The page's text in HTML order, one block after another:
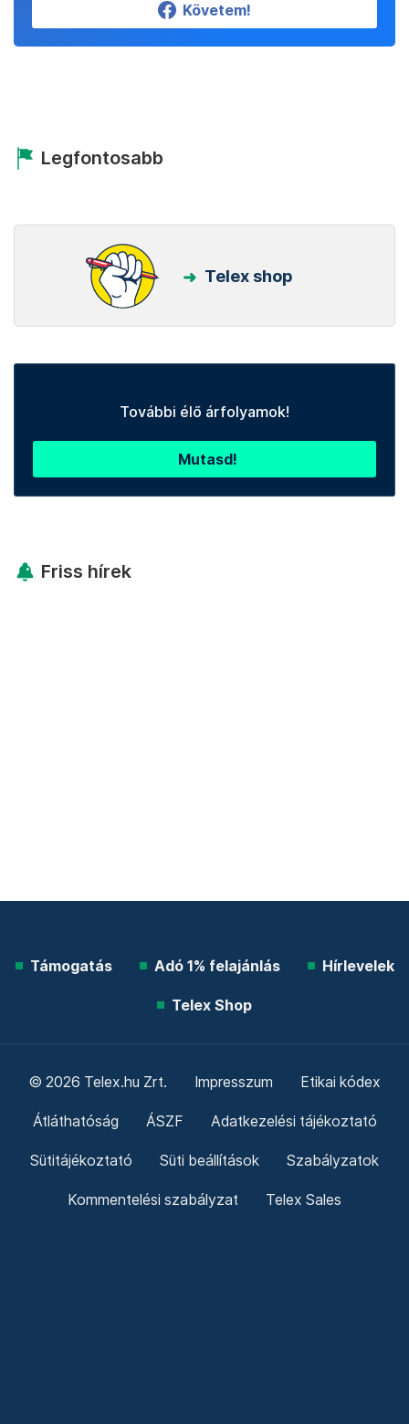
Követem!
Legfontosabb
Telex shop
További élő árfolyamok!
Mutasd!
Friss hírek
Támogatás Adó 1% felajánlás Hírlevelek
Telex Shop
© 2026 Telex.hu Zrt. Impresszum Etikai kódex
Átláthatóság ÁSZF Adatkezelési tájékoztató
Sütitájékoztató Süti beállítások Szabályzatok
Kommentelési szabályzat Telex Sales